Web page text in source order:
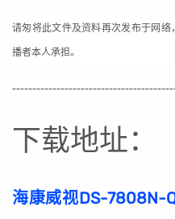
请匆将此文件及资料再次发布于网
播者本人承担。
下载地址：
海康威视DS-7808N-